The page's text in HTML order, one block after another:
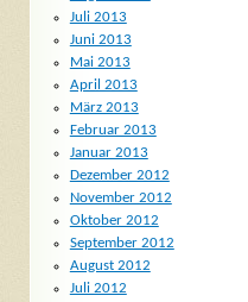
Juli 2013
Juni 2013
Mai 2013
April 2013
März 2013
Februar 2013
Januar 2013
Dezember 2012
November 2012
Oktober 2012
September 2012
August 2012
Juli 2012